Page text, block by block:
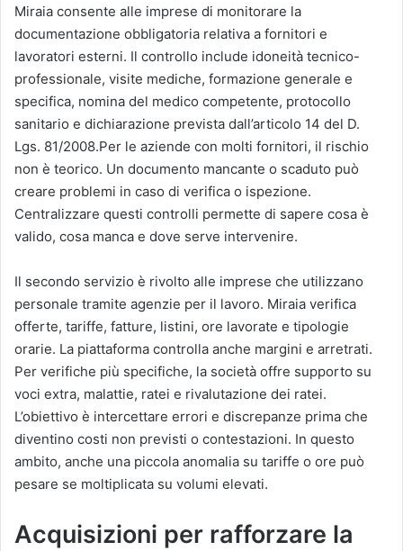
Miraia consente alle imprese di monitorare la
documentazione obbligatoria relativa a fornitori e
lavoratori esterni. Il controllo include idoneità tecnico-
professionale, visite mediche, formazione generale e
specifica, nomina del medico competente, protocollo
sanitario e dichiarazione prevista dall’articolo 14 del D.
Lgs. 81/2008.Per le aziende con molti fornitori, il rischio
non è teorico. Un documento mancante o scaduto può
creare problemi in caso di verifica o ispezione.
Centralizzare questi controlli permette di sapere cosa è
valido, cosa manca e dove serve intervenire.
Il secondo servizio è rivolto alle imprese che utilizzano
personale tramite agenzie per il lavoro. Miraia verifica
offerte, tariffe, fatture, listini, ore lavorate e tipologie
orarie. La piattaforma controlla anche margini e arretrati.
Per verifiche più specifiche, la società offre supporto su
voci extra, malattie, ratei e rivalutazione dei ratei.
L’obiettivo è intercettare errori e discrepanze prima che
diventino costi non previsti o contestazioni. In questo
ambito, anche una piccola anomalia su tariffe o ore può
pesare se moltiplicata su volumi elevati.
Acquisizioni per rafforzare la